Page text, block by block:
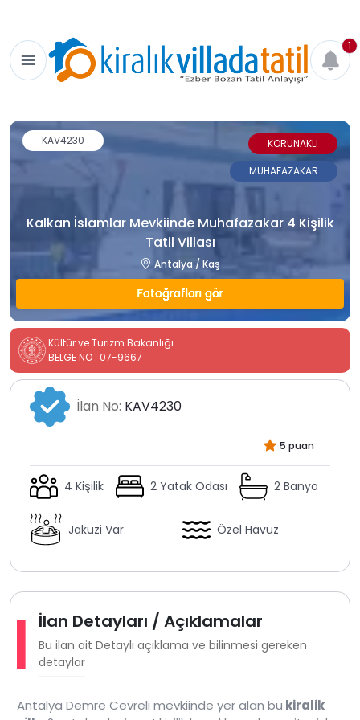
1
Kalkan İslamlar Mevkiinde Muhafazakar 4 Kişilik
Tatil Villası
Antalya / Kaş
Fotoğrafları gör
KAV4230
KORUNAKLI
MUHAFAZAKAR
Kültür ve Turizm Bakanlığı
BELGE NO : 07-9667
İlan No: KAV4230
5 puan
4 Kişilik 2 Yatak Odası 2 Banyo
Jakuzi Var Özel Havuz
İlan Detayları / Açıklamalar
Bu ilan ait Detaylı açıklama ve bilinmesi gereken
detaylar
Antalya Demre Cevreli mevkiinde yer alan bu kiralik